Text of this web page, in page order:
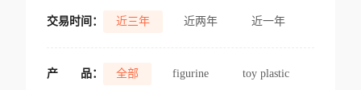
交易时间： 近三年 近两年 近一年
产 品： 全部 figurine toy plastic